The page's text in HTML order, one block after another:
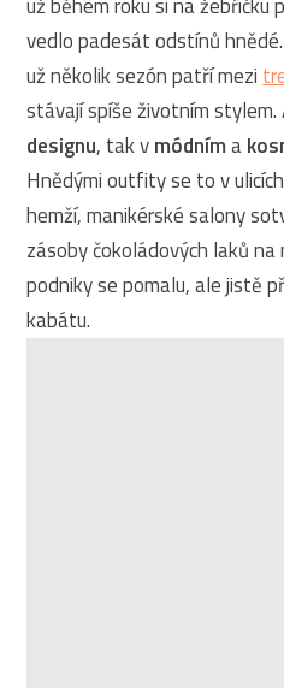
už během roku si na žebříčku
vedlo padesát odstínů
už několik sezón patří mezi
stávají spíše životním stylem.
designu, tak vmódníma
Hnědými outfity se to v
hemží, manikérské salony
zásoby čokoládových laků
podniky se pomalu, ale jistě
kabátu.